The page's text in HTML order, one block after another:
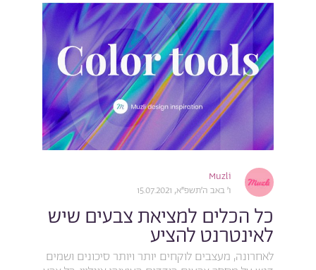
Muzli
ו׳ באב ה׳תשפ״א, 15.07.2021
כל הכלים למציאת צבעים שיש
לאינטרנט להציע
לאחרונה, מעצבים לוקחים יותר ויותר סיכונים ושמים